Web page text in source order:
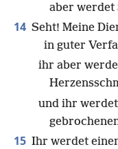
aber werdet
14 Seht! Meine
in guter
ihr aber
und ihr
15 Ihr werdet